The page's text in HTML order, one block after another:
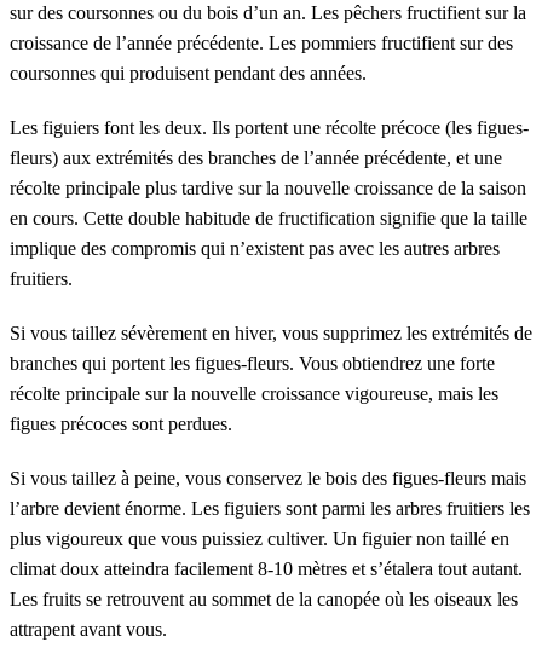
sur des coursonnes ou du bois d’un an. Les pêchers fructifient sur la
croissance de l’année précédente. Les pommiers fructifient sur des
coursonnes qui produisent pendant des années.
Les figuiers font les deux. Ils portent une récolte précoce (les figues-
fleurs) aux extrémités des branches de l’année précédente, et une
récolte principale plus tardive sur la nouvelle croissance de la saison
en cours. Cette double habitude de fructification signifie que la taille
implique des compromis qui n’existent pas avec les autres arbres
fruitiers.
Si vous taillez sévèrement en hiver, vous supprimez les extrémités de
branches qui portent les figues-fleurs. Vous obtiendrez une forte
récolte principale sur la nouvelle croissance vigoureuse, mais les
figues précoces sont perdues.
Si vous taillez à peine, vous conservez le bois des figues-fleurs mais
l’arbre devient énorme. Les figuiers sont parmi les arbres fruitiers les
plus vigoureux que vous puissiez cultiver. Un figuier non taillé en
climat doux atteindra facilement 8-10 mètres et s’étalera tout autant.
Les fruits se retrouvent au sommet de la canopée où les oiseaux les
attrapent avant vous.